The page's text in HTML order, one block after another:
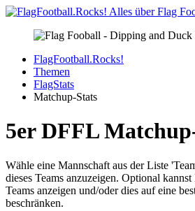
FlagFootball.Rocks!
Themen
FlagStats
Matchup-Stats
5er DFFL
Wähle eine Mannschaft aus der Liste
dieses Teams anzuzeigen. Optional
Teams anzeigen und/oder dies auf eine
beschränken.